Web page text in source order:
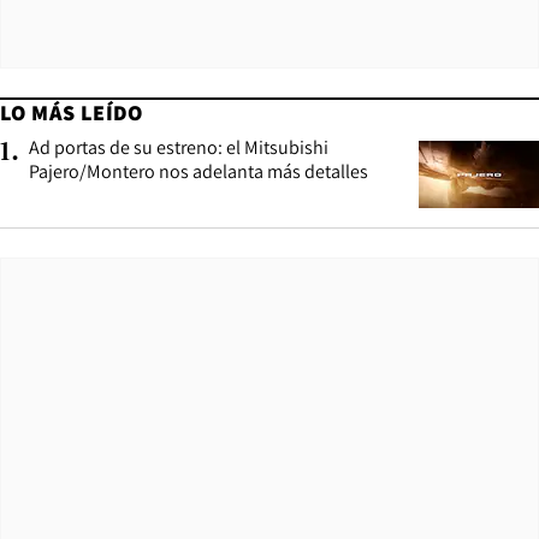
LO MÁS LEÍDO
1. Ad portas de su estreno: el Mitsubishi
Pajero/Montero nos adelanta más detalles